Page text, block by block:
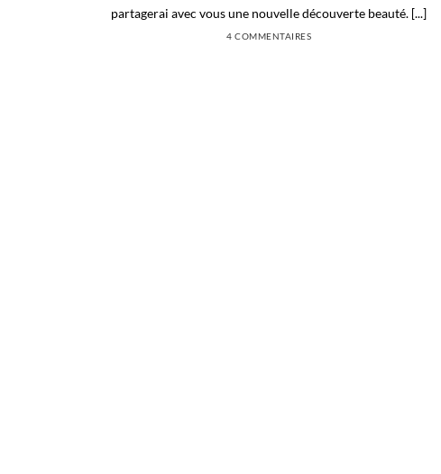
partagerai avec vous une nouvelle découverte beauté. [...]
4 COMMENTAIRES